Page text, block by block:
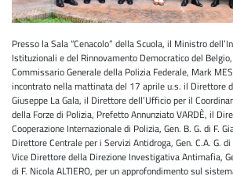
Presso la Sala “Cenacolo” della Scuola, il Ministro
Istituzionali e del Rinnovamento Democratico del
Commissario Generale della Polizia Federale, Mark
incontrato nella mattinata del 17 aprile u.s. il Direttore
Giuseppe La Gala, il Direttore dell’Ufficio per il
della Forze di Polizia, Prefetto Annunziato VARDÈ, il
Cooperazione Internazionale di Polizia, Gen. B. G. di F.
Direttore Centrale per i Servizi Antidroga, Gen. C.A. G. di
Vice Direttore della Direzione Investigativa Antimafia,
di F. Nicola ALTIERO, per un approfondimento sul